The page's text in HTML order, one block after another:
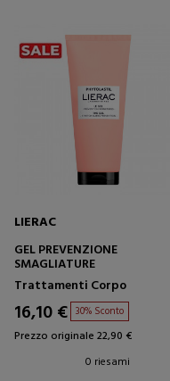
LIERAC
GEL PREVENZIONE
SMAGLIATURE
Trattamenti Corpo
16,10 € 30% Sconto
Prezzo originale 22,90 €
0 riesami